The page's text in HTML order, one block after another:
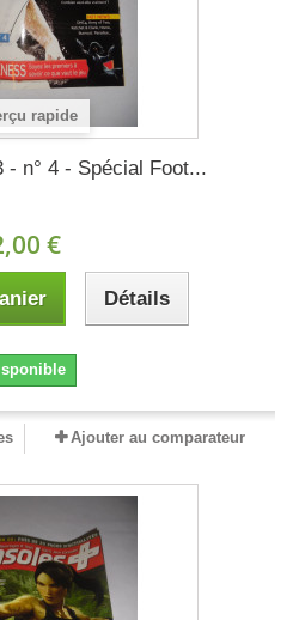
rapide
- n° 4 - Spécial Foot...
€
Détails
Ajouter au comparateur